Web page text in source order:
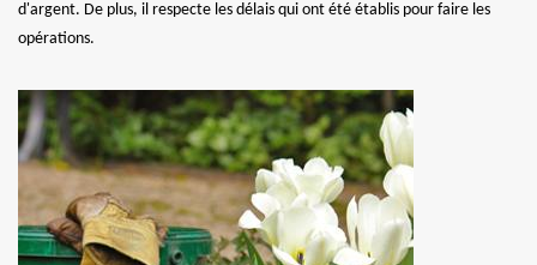
d'argent. De plus, il respecte les délais qui ont été établis pour faire les
opérations.